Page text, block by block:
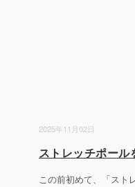
2025年11月02日
ストレッチポー
この前初めて、「スト